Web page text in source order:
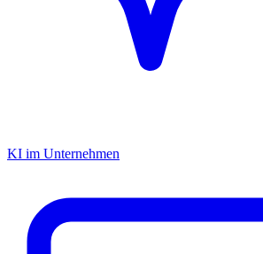
KI im Unternehmen